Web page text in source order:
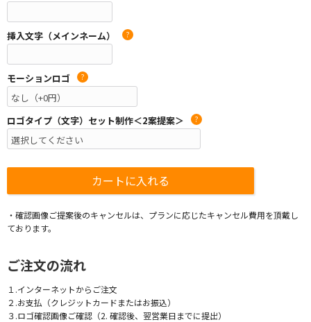
挿入文字（メインネーム） ?
モーションロゴ ?
ロゴタイプ（文字）セット制作＜2案提案＞ ?
・確認画像ご提案後のキャンセルは、プランに応じたキャンセル費用を頂戴し
ております。
ご注文の流れ
１.インターネットからご注文
２.お支払（クレジットカードまたはお振込）
３.ロゴ確認画像ご確認（2. 確認後、翌営業日までに提出）